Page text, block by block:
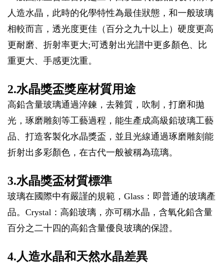
人造水晶，此時的化學特性為最佳狀態，和一般玻璃
相較而言，透光度更佳（百分之九十以上）硬度更高
更耐磨、折射率更大;可透射出光譜中更多顏色、比
重更大、手感更沈重。
2.水晶獎盃獎座材質用途
高鉛含量玻璃通過淬鍊，去雜質，吹制，打磨和拋
光，琢磨雕刻等工藝過程，能生產成高級鉛玻璃工藝
品、打造客製化水晶獎盃，並且光線通過琢磨雕刻能
折射出多彩顏色，在古代一般被稱為琉璃。
3.水晶獎盃材質標準
玻璃在國際中有嚴謹的規範，Glass：即普通的玻璃產
品。Crystal：高鉛玻璃，亦可稱水晶，含氧化鉛含量
百分之二十四的高鉛含量優良玻璃的保證。
4.人造水晶和天然水晶差異